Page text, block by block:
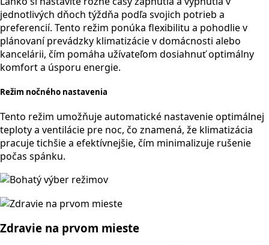
jednotlivých dňoch týždňa podľa svojich potrieb a
preferencií. Tento režim ponúka flexibilitu a pohodlie v
plánovaní prevádzky klimatizácie v domácnosti alebo
kancelárii, čím pomáha užívateľom dosiahnuť optimálny
komfort a úsporu energie.
Režim nočného nastavenia
Tento režim umožňuje automatické nastavenie optimálnej
teploty a ventilácie pre noc, čo znamená, že klimatizácia
pracuje tichšie a efektívnejšie, čím minimalizuje rušenie
počas spánku.
Zdravie na prvom mieste